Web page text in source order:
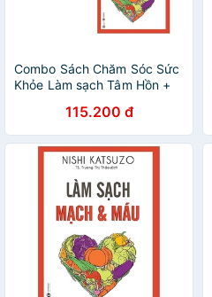
Combo Sách Chăm Sóc Sức
Khỏe Làm sạch Tâm Hồn +
115.200 đ